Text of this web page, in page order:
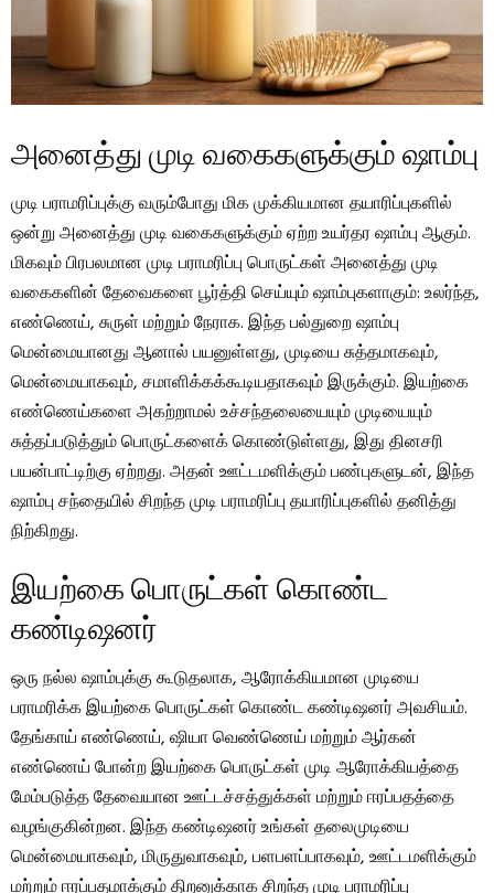
அனைத்து முடி வகைகளுக்கும் ஷாம்பு
முடி பராமரிப்புக்கு வரும்போது மிக முக்கியமான தயாரிப்புகளில்
ஒன்று அனைத்து முடி வகைகளுக்கும் ஏற்ற உயர்தர ஷாம்பு ஆகும்.
மிகவும் பிரபலமான முடி பராமரிப்பு பொருட்கள் அனைத்து முடி
வகைகளின் தேவைகளை பூர்த்தி செய்யும் ஷாம்புகளாகும்: உலர்ந்த,
எண்ணெய், சுருள் மற்றும் நேராக. இந்த பல்துறை ஷாம்பு
மென்மையானது ஆனால் பயனுள்ளது, முடியை சுத்தமாகவும்,
மென்மையாகவும், சமாளிக்கக்கூடியதாகவும் இருக்கும். இயற்கை
எண்ணெய்களை அகற்றாமல் உச்சந்தலையையும் முடியையும்
சுத்தப்படுத்தும் பொருட்களைக் கொண்டுள்ளது, இது தினசரி
பயன்பாட்டிற்கு ஏற்றது. அதன் ஊட்டமளிக்கும் பண்புகளுடன், இந்த
ஷாம்பு சந்தையில் சிறந்த முடி பராமரிப்பு தயாரிப்புகளில் தனித்து
நிற்கிறது.
இயற்கை பொருட்கள் கொண்ட
கண்டிஷனர்
ஒரு நல்ல ஷாம்புக்கு கூடுதலாக, ஆரோக்கியமான முடியை
பராமரிக்க இயற்கை பொருட்கள் கொண்ட கண்டிஷனர் அவசியம்.
தேங்காய் எண்ணெய், ஷியா வெண்ணெய் மற்றும் ஆர்கன்
எண்ணெய் போன்ற இயற்கை பொருட்கள் முடி ஆரோக்கியத்தை
மேம்படுத்த தேவையான ஊட்டச்சத்துக்கள் மற்றும் ஈரப்பதத்தை
வழங்குகின்றன. இந்த கண்டிஷனர் உங்கள் தலைமுடியை
மென்மையாகவும், மிருதுவாகவும், பளபளப்பாகவும், ஊட்டமளிக்கும்